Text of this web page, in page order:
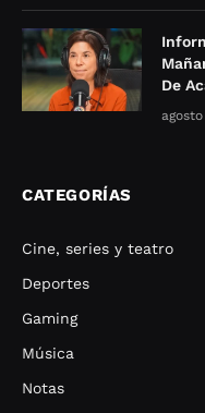
De
CATEGORÍAS
Cine, series y teatro
Deportes
Gaming
Música
Notas